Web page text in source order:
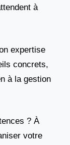
à
expertise
concrets,
à la gestion
? À
votre